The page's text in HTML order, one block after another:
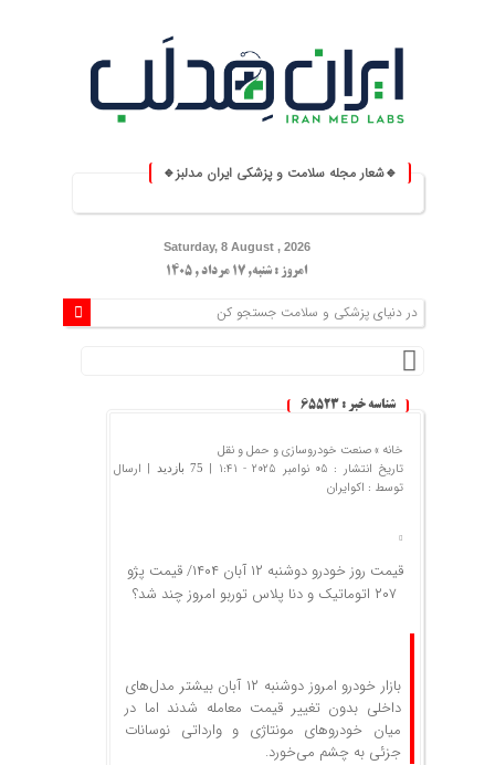
🔹شعار مجله سلامت و پزشکی ایران مدلبز🔹
Saturday, 8 August , 2026
امروز : شنبه, ۱۷ مرداد , ۱۴۰۵
شناسه خبر : 65523
خانه »صنعت خودروسازی و حمل و نقل
تاریخ انتشار : 05 نوامبر 2025 - 1:41 |
75 بازدید
| ارسال
توسط : اکوایران
قیمت روز خودرو دوشنبه ۱۲ آبان ۱۴۰۴/ قیمت پژو
۲۰۷ اتوماتیک و دنا پلاس توربو امروز چند شد؟
بازار خودرو امروز دوشنبه ۱۲ آبان بیشتر مدل‌های
داخلی بدون تغییر قیمت معامله شدند اما در
میان خودروهای مونتاژی و وارداتی نوسانات
جزئی به چشم می‌خورد.